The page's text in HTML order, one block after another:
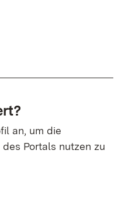
an, um die
Portals nutzen zu